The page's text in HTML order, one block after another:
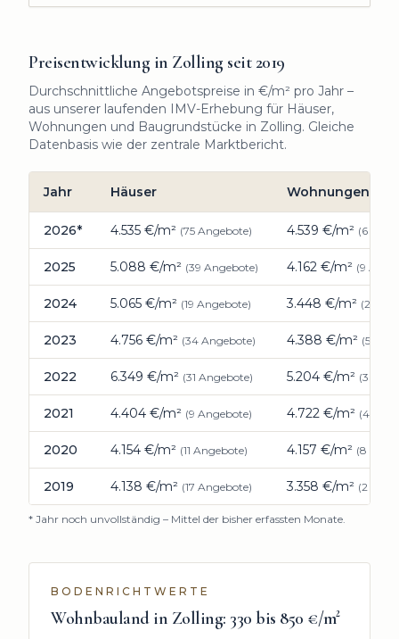
Preisentwicklung in Zolling seit 2019
Durchschnittliche Angebotspreise in €/m² pro Jahr –
aus unserer laufenden IMV-Erhebung für Häuser,
Wohnungen und Baugrundstücke in Zolling. Gleiche
Datenbasis wie der zentrale Marktbericht.
Preisentwicklung Immobilien : durchschnittliche
Jahr Häuser Wohnungen
2026* 4.535 €/m² (75 Angebote) 4.539 €/m² (6
2025 5.088 €/m² (39 Angebote) 4.162 €/m² (9
2024 5.065 €/m² (19 Angebote) 3.448 €/m² (2
2023 4.756 €/m² (34 Angebote) 4.388 €/m² (5
2022 6.349 €/m² (31 Angebote) 5.204 €/m² (3
2021 4.404 €/m² (9 Angebote) 4.722 €/m² (4
2020 4.154 €/m² (11 Angebote) 4.157 €/m² (8
2019 4.138 €/m² (17 Angebote) 3.358 €/m² (2
* Jahr noch unvollständig – Mittel der bisher erfassten Monate.
BODENRICHTWERTE
Wohnbauland in Zolling: 330 bis 850 €/m²